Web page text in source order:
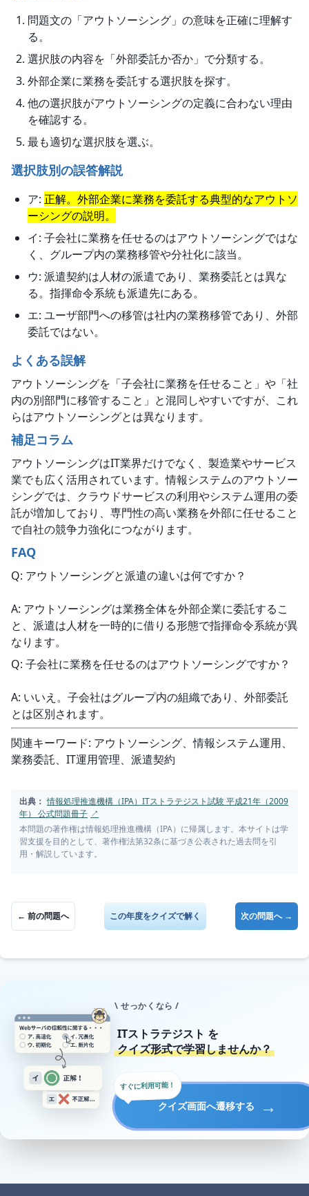
問題文の「アウトソーシング」の意味を正確に理解す
る。
選択肢の内容を「外部委託か否か」で分類する。
外部企業に業務を委託する選択肢を探す。
他の選択肢がアウトソーシングの定義に合わない理由
を確認する。
最も適切な選択肢を選ぶ。
選択肢別の誤答解説
ア: 正解。外部企業に業務を委託する典型的なアウトソ
ーシングの説明。
イ: 子会社に業務を任せるのはアウトソーシングではな
く、グループ内の業務移管や分社化に該当。
ウ: 派遣契約は人材の派遣であり、業務委託とは異な
る。指揮命令系統も派遣先にある。
エ: ユーザ部門への移管は社内の業務移管であり、外部
委託ではない。
よくある誤解
アウトソーシングを「子会社に業務を任せること」や「社
内の別部門に移管すること」と混同しやすいですが、これ
らはアウトソーシングとは異なります。
補足コラム
アウトソーシングはIT業界だけでなく、製造業やサービス
業でも広く活用されています。情報システムのアウトソー
シングでは、クラウドサービスの利用やシステム運用の委
託が増加しており、専門性の高い業務を外部に任せること
で自社の競争力強化につながります。
FAQ
Q: アウトソーシングと派遣の違いは何ですか？
A: アウトソーシングは業務全体を外部企業に委託するこ
と、派遣は人材を一時的に借りる形態で指揮命令系統が異
なります。
Q: 子会社に業務を任せるのはアウトソーシングですか？
A: いいえ。子会社はグループ内の組織であり、外部委託
とは区別されます。
関連キーワード: アウトソーシング、情報システム運用、
業務委託、IT運用管理、派遣契約
出典： 情報処理推進機構（IPA）ITストラテジスト試験 平成21年（2009
年） 公式問題冊子 ↗
本問題の著作権は情報処理推進機構（IPA）に帰属します。本サイトは学
習支援を目的として、著作権法第32条に基づき公表された過去問を引
用・解説しています。
← 前の問題へ この年度をクイズで解く 次の問題へ →
\ せっかくなら /
ITストラテジスト を
クイズ形式で学習しませんか？
クイズ画面へ遷移する →
すぐに利用可能！